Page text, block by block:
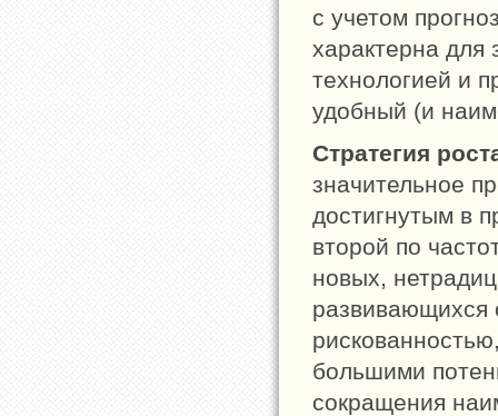
с учетом
характерна для
технологией и
удобный (и
Стратегия
значительное
достигнутым в
второй по
новых,
развивающихся
большими
сокращения